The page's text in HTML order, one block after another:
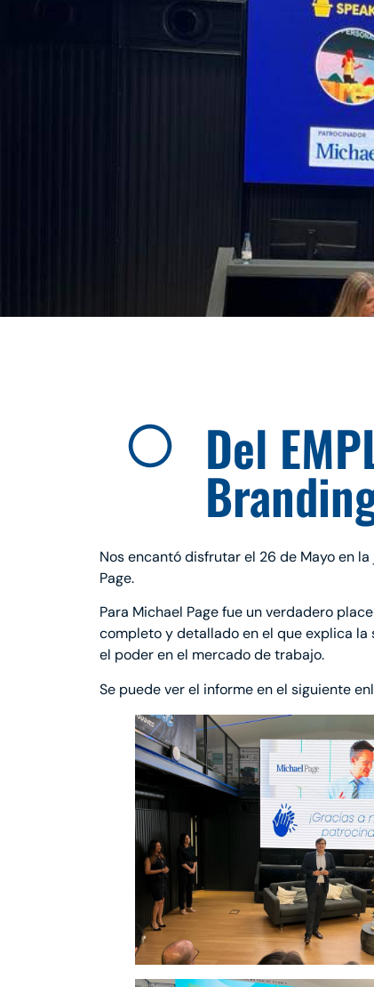
Del
Nos encantó disfrutar el 26 de Mayo en la
Page.
Para Michael Page fue un verdadero
completo y detallado en el que explica
el poder en el mercado de trabajo.
Se puede ver el informe en el siguiente